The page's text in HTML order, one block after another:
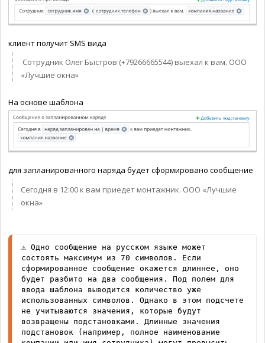
клиент получит SMS вида
Сотрудник Олег Быстров (+79266665544) выехал к вам. OOO
«Лучшие окна»
На основе шаблона
для запланированного наряда будет сформировано сообщение
Сегодня в 12:00 к вам приедет монтажник. ООО «Лучшие
окна»
⚠️ Одно сообщение на русском языке может
состоять максимум из 70 символов. Если
сформированное сообщение окажется длиннее, оно
будет разбито на два сообщения. Под полем для
ввода шаблона выводится количество уже
использованных символов. Однако в этом подсчете
не учитываются значения, которые будут
возвращены подстановками. Длинные значения
подстановок (например, полное наименование